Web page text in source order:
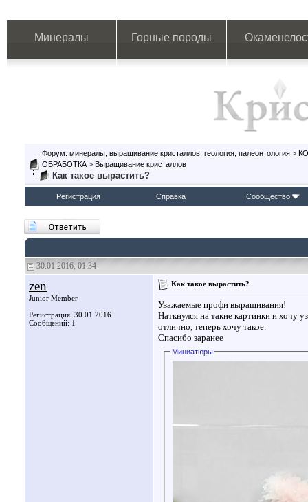
Минералы Горные породы
Форум: минералы, выращивание кристаллов, геология, палеонтология >
ОБРАБОТКА > Выращивание кристаллов
Как такое вырастить?
Регистрация Справка Сообщество
30.01.2016, 01:34
zen
Junior Member
Регистрация: 30.01.2016
Сообщений: 1
Как такое вырастить?
Уважаемые профи выращивания!
Наткнулся на такие картинки и хочу
отлично, теперь хочу такое.
Спасибо заранее
Миниатюры